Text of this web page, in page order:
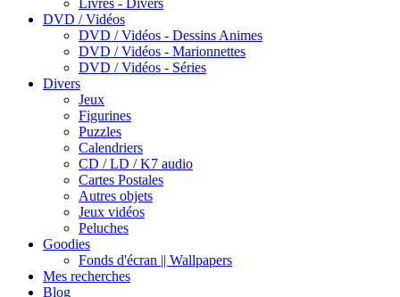
DVD / Vidéos
DVD / Vidéos - Dessins Animes
DVD / Vidéos - Marionnettes
DVD / Vidéos - Séries
Divers
Jeux
Figurines
Puzzles
Calendriers
CD / LD / K7 audio
Cartes Postales
Autres objets
Jeux vidéos
Peluches
Goodies
Fonds d'écran || Wallpapers
Mes recherches
Blog